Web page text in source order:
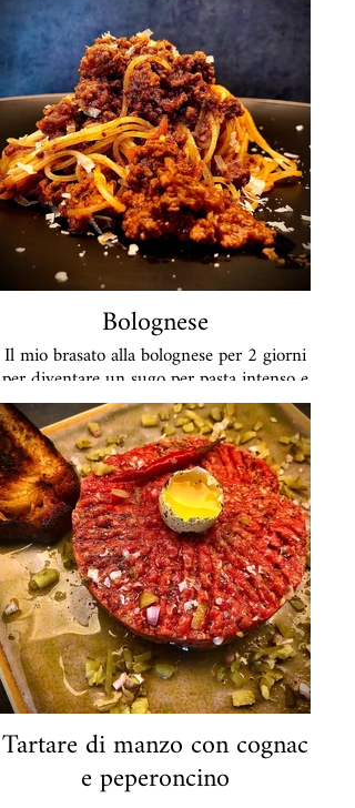
42€ a crostata
Bolognese
Il mio brasato alla bolognese per 2 giorni
per diventare un sugo per pasta intenso e
ben condito.
A porzione €22
Disponibile anche in bicchiere da 440 ml
Tartare di manzo con cognac
e peperoncino